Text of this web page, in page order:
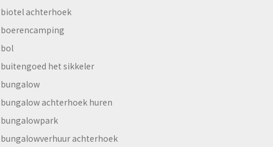
biotel achterhoek
boerencamping
bol
buitengoed het sikkeler
bungalow
bungalow achterhoek huren
bungalowpark
bungalowverhuur achterhoek